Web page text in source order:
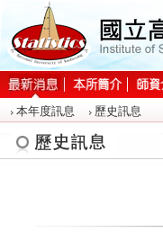
本年度訊息 歷史訊息